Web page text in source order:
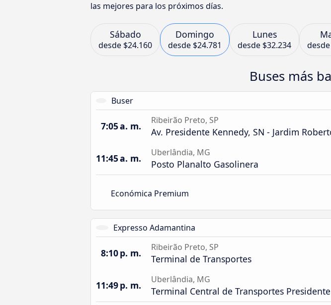
las mejores para los próximos días.
Sábado
desde $24.160
Domingo
desde $24.781
Lunes
desde $32.234 desde
Buses más
Buser
7:05 a. m. Ribeirão Preto, SP
Av. Presidente Kennedy, SN - Jardim
11:45 a. m. Uberlândia, MG
Posto Planalto Gasolinera
Económica Premium
Expresso Adamantina
8:10 p. m. Ribeirão Preto, SP
Terminal de Transportes
11:49 p. m. Uberlândia, MG
Terminal Central de Transportes